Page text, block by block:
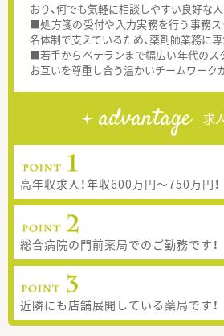
おり、何でも気軽に相談しやすい良好な
■処方箋の受付や入力実務を行う事務
名体制で支えているため、薬剤師業務に
■若手からベテランまで幅広い年代のス
お互いを尊重し合う温かいチームワーク
advantage 求
高年収求人！年収600万円～750万円！
総合病院の門前薬局でのご勤務です！
近隣にも店舗展開している薬局です！